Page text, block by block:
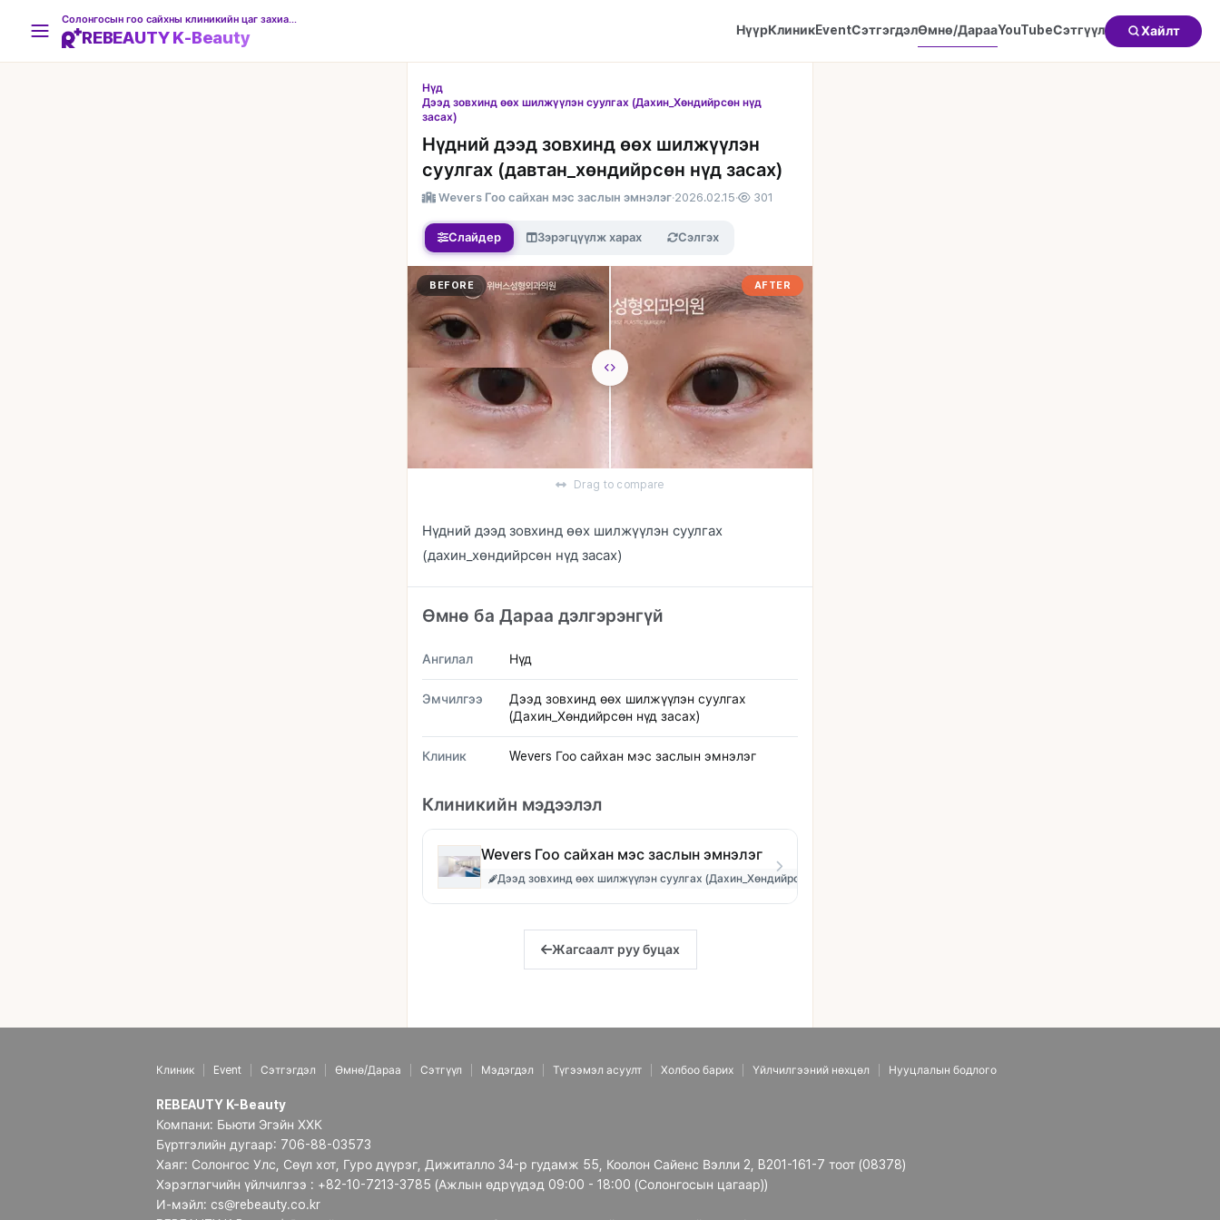
REBEAUTY K-Beauty НүүрКлиникEventСэтгэгдэлӨмнө/ДарааYouTubeСэтгүүл Хайлт
Нүд
Дээд зовхинд өөх шилжүүлэн суулгах (Дахин_Хөндийрсөн нүд
засах)
Нүдний дээд зовхинд өөх шилжүүлэн
суулгах (давтан_хөндийрсөн нүд засах)
Wevers Гоо сайхан мэс заслын эмнэлэг·2026.02.15· 301
Слайдер Зэрэгцүүлж харах Сэлгэх
AFTER
BEFORE
Drag to compare
Нүдний дээд зовхинд өөх шилжүүлэн суулгах
(дахин_хөндийрсөн нүд засах)
Өмнө ба Дараа дэлгэрэнгүй
Ангилал Нүд
Эмчилгээ
Дээд зовхинд өөх шилжүүлэн суулгах
(Дахин_Хөндийрсөн нүд засах)
Клиник Wevers Гоо сайхан мэс заслын эмнэлэг
Клиникийн мэдээлэл
Wevers Гоо сайхан мэс заслын эмнэлэг
Дээд зовхинд өөх шилжүүлэн суулгах (Дахин_Хөндийрсөн нүд засах)
Жагсаалт руу буцах
Клиник Event Сэтгэгдэл Өмнө/Дараа Сэтгүүл Мэдэгдэл Түгээмэл асуулт Холбоо барих Үйлчилгээний нөхцөл Нууцлалын бодлого
REBEAUTY K-Beauty
Компани: Бьюти Эгэйн ХХК
Бүртгэлийн дугаар: 706-88-03573
Хаяг: Солонгос Улс, Сөүл хот, Гуро дүүрэг, Дижиталло 34-р гудамж 55, Коолон Сайенс Вэлли 2, B201-161-7 тоот (08378)
Хэрэглэгчийн үйлчилгээ : +82-10-7213-3785 (Ажлын өдрүүдэд 09:00 - 18:00 (Солонгосын цагаар))
И-мэйл: cs@rebeauty.co.kr